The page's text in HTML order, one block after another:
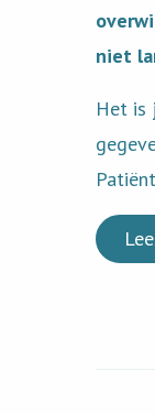
niet
Het is